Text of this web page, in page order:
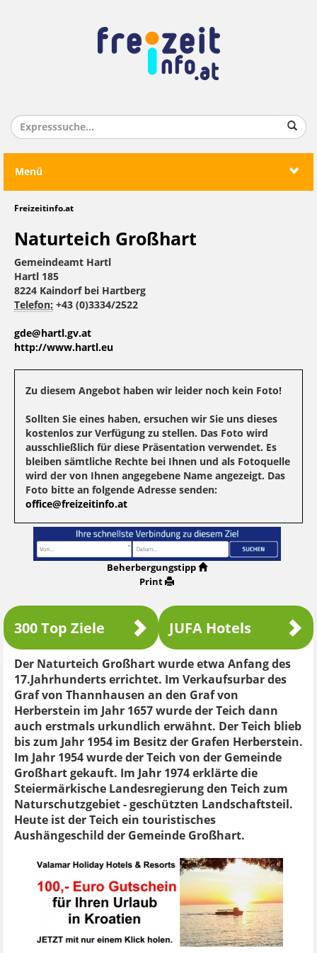
Menü
Freizeitinfo.at
Naturteich Großhart
Gemeindeamt Hartl
Hartl 185
8224 Kaindorf bei Hartberg
Telefon: +43 (0)3334/2522
gde@hartl.gv.at
http://www.hartl.eu
Zu diesem Angebot haben wir leider noch kein Foto!
Sollten Sie eines haben, ersuchen wir Sie uns dieses
kostenlos zur Verfügung zu stellen. Das Foto wird
ausschließlich für diese Präsentation verwendet. Es
bleiben sämtliche Rechte bei Ihnen und als Fotoquelle
wird der von Ihnen angegebene Name angezeigt. Das
Foto bitte an folgende Adresse senden:
office@freizeitinfo.at
Beherbergungstipp
Print
300 Top Ziele JUFA Hotels
Der Naturteich Großhart wurde etwa Anfang des
17.Jahrhunderts errichtet. Im Verkaufsurbar des
Graf von Thannhausen an den Graf von
Herberstein im Jahr 1657 wurde der Teich dann
auch erstmals urkundlich erwähnt. Der Teich blieb
bis zum Jahr 1954 im Besitz der Grafen Herberstein.
Im Jahr 1954 wurde der Teich von der Gemeinde
Großhart gekauft. Im Jahr 1974 erklärte die
Steiermärkische Landesregierung den Teich zum
Naturschutzgebiet - geschützten Landschaftsteil.
Heute ist der Teich ein touristisches
Aushängeschild der Gemeinde Großhart.